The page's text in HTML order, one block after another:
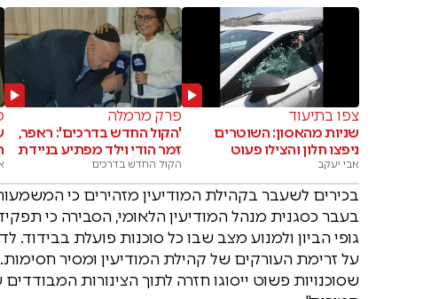
צפו בתיעוד
שניות מהאסון: השוטרים
ניפצו חלון והצילו פעוט
אבי יעקב
פרק מרמלה
'הקול החדש בדרכים': ראפר,
זמר הודי וילד מפתיע בניידת
הקול החדש בדרכים
בכירים לשעבר בקהילת המודיעין מזהירים כי
בעבר כסגנית מנהל המודיעין הלאומי, הסבירה כי
על זרימת העורקים של קהילת המודיעין ומסיר
שסוכנויות פשוט ייסוגו חזרה לתוך הצינורות